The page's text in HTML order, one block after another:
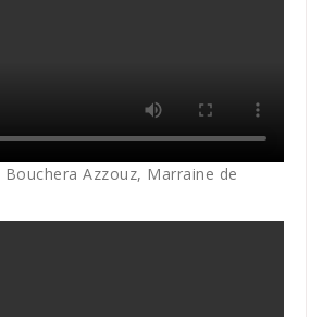
Azzouz, Marraine de